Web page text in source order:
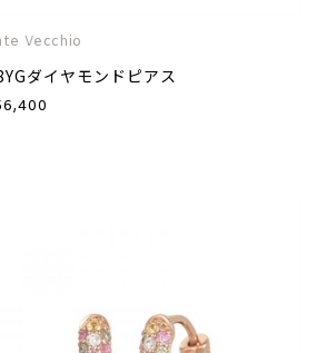
Vecchio
ダイヤモンドピアス